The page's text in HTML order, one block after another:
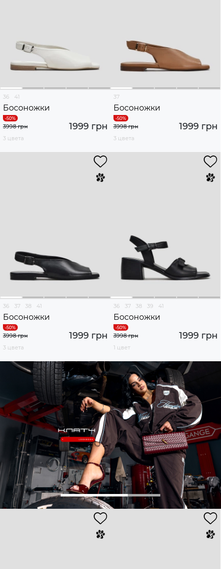
36 41
Босоножки
1999 грн
3998 грн
3 цвета
37
Босоножки
1999 грн
3998 грн
3 цвета
36 37 38 41
Босоножки
1999 грн
3998 грн
3 цвета
36 37 38 39 41
Босоножки
1999 грн
3998 грн
1 цвет